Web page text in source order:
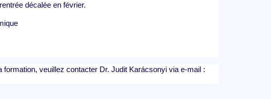
décalée en février.
formation, veuillez contacter Dr. Judit Karácsonyi via e-mail :